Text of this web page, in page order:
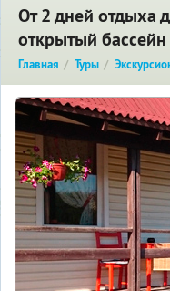
От 2 дней отдыха
открытый
Главная Туры